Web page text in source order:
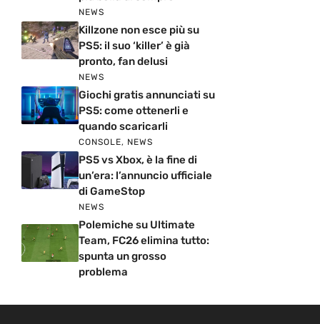
NEWS
Killzone non esce più su
PS5: il suo ‘killer’ è già
pronto, fan delusi
NEWS
Giochi gratis annunciati su
PS5: come ottenerli e
quando scaricarli
CONSOLE, NEWS
PS5 vs Xbox, è la fine di
un’era: l’annuncio ufficiale
di GameStop
NEWS
Polemiche su Ultimate
Team, FC26 elimina tutto:
spunta un grosso
problema